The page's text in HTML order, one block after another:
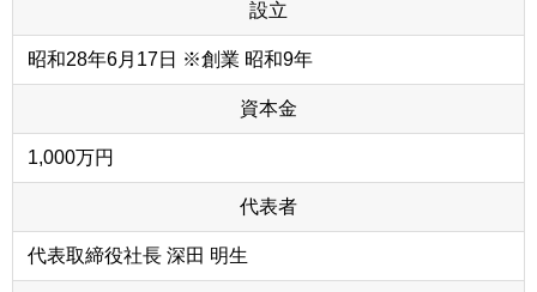
設立
昭和28年6月17日 ※創業 昭和9年
資本金
1,000万円
代表者
代表取締役社長 深田 明生